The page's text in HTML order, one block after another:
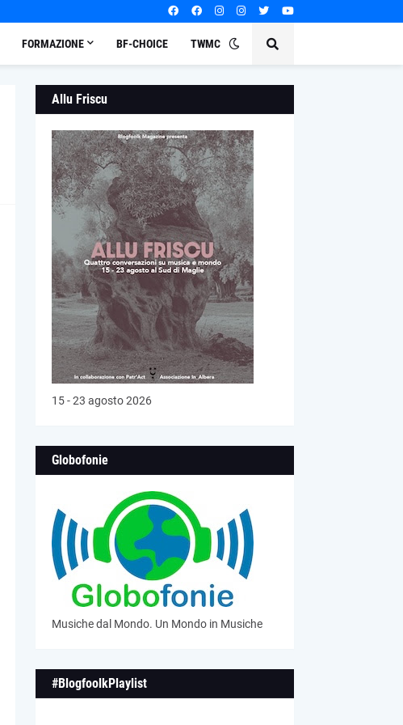
FORMAZIONE BF-CHOICE TWMC
Allu Friscu
15 - 23 agosto 2026
Globofonie
Musiche dal Mondo. Un Mondo in Musiche
#BlogfoolkPlaylist